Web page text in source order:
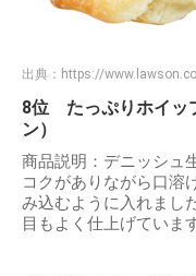
出典： https://
8位 たっぷりホイッ
ン）
商品説明：デニッシュ
コクがありながら口溶
み込むように入れまし
目もよく仕上げています